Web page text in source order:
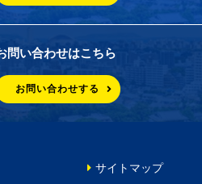
問い合わせはこちら
お問い合わせする
サイトマップ